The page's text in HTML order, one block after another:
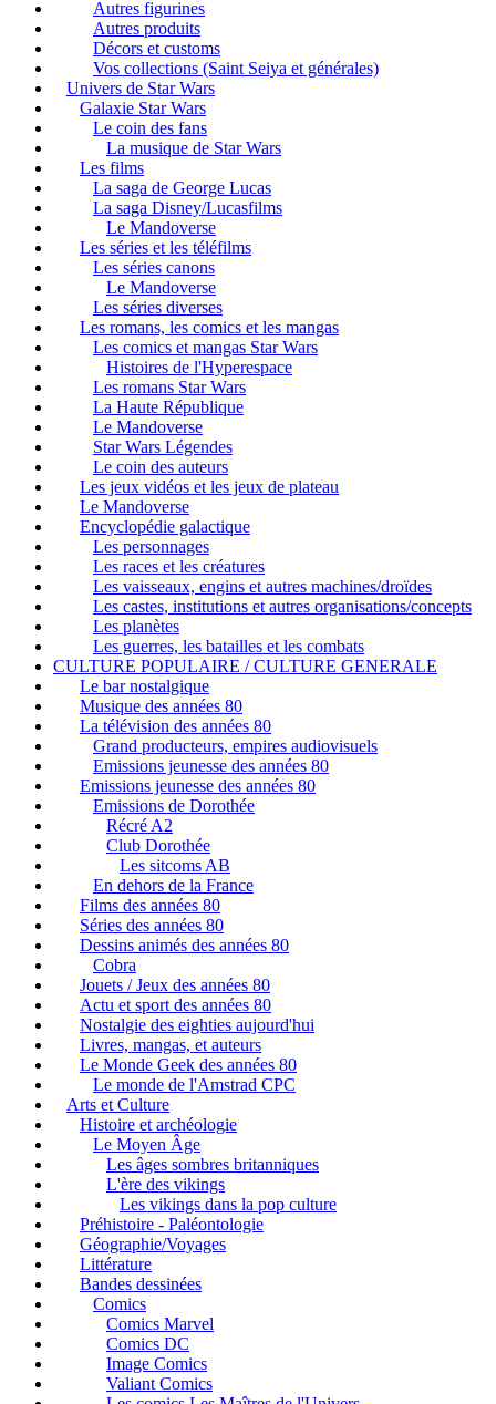
Autres figurines
Autres produits
Décors et customs
Vos collections (Saint Seiya et générales)
Univers de Star Wars
Galaxie Star Wars
Le coin des fans
La musique de Star Wars
Les films
La saga de George Lucas
La saga Disney/Lucasfilms
Le Mandoverse
Les séries et les téléfilms
Les séries canons
Le Mandoverse
Les séries diverses
Les romans, les comics et les mangas
Les comics et mangas Star Wars
Histoires de l'Hyperespace
Les romans Star Wars
La Haute République
Le Mandoverse
Star Wars Légendes
Le coin des auteurs
Les jeux vidéos et les jeux de plateau
Le Mandoverse
Encyclopédie galactique
Les personnages
Les races et les créatures
Les vaisseaux, engins et autres machines/droïdes
Les castes, institutions et autres organisations/concepts
Les planètes
Les guerres, les batailles et les combats
CULTURE POPULAIRE / CULTURE GENERALE
Le bar nostalgique
Musique des années 80
La télévision des années 80
Grand producteurs, empires audiovisuels
Emissions jeunesse des années 80
Emissions jeunesse des années 80
Emissions de Dorothée
Récré A2
Club Dorothée
Les sitcoms AB
En dehors de la France
Films des années 80
Séries des années 80
Dessins animés des années 80
Cobra
Jouets / Jeux des années 80
Actu et sport des années 80
Nostalgie des eighties aujourd'hui
Livres, mangas, et auteurs
Le Monde Geek des années 80
Le monde de l'Amstrad CPC
Arts et Culture
Histoire et archéologie
Le Moyen Âge
Les âges sombres britanniques
L'ère des vikings
Les vikings dans la pop culture
Préhistoire - Paléontologie
Géographie/Voyages
Littérature
Bandes dessinées
Comics
Comics Marvel
Comics DC
Image Comics
Valiant Comics